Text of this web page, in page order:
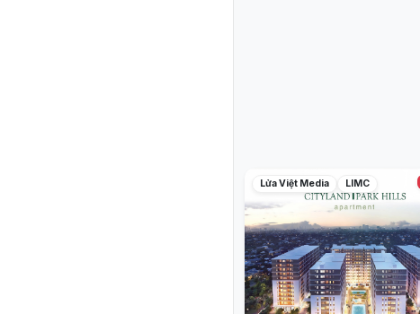
Lửa Việt Media LIMC